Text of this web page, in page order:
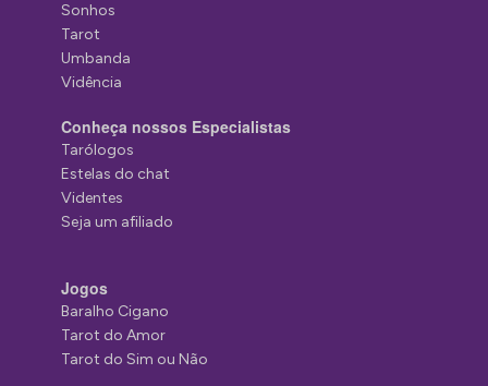
Sonhos
Tarot
Umbanda
Vidência
Conheça nossos Especialistas
Tarólogos
Estelas do chat
Videntes
Seja um afiliado
Jogos
Baralho Cigano
Tarot do Amor
Tarot do Sim ou Não